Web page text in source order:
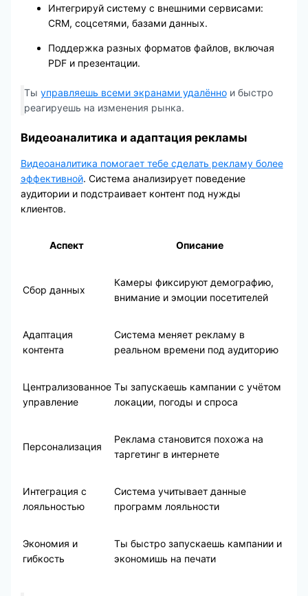
Интегрируй систему с внешними сервисами:
CRM, соцсетями, базами данных.
Поддержка разных форматов файлов, включая
PDF и презентации.
Ты управляешь всеми экранами удалённои быстро
реагируешь на изменения рынка.
Видеоаналитика и адаптация рекламы
Видеоаналитика помогает тебе сделать рекламу более
эффективной. Система анализирует поведение
аудитории и подстраивает контент под нужды
клиентов.
Аспект Описание
Сбор данных
Камеры фиксируют демографию,
внимание и эмоции посетителей
Адаптация
контента
Система меняет рекламу в
реальном времени под аудиторию
Централизованное
управление
Ты запускаешь кампании с учётом
локации, погоды и спроса
Персонализация
Реклама становится похожа на
таргетинг в интернете
Интеграция с
лояльностью
Система учитывает данные
программ лояльности
Экономия и
гибкость
Ты быстро запускаешь кампании и
экономишь на печати